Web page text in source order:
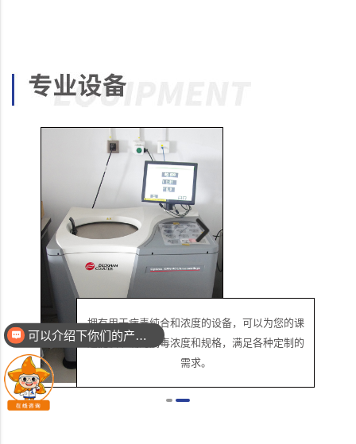
拥有用于病毒纯合和浓度的设备，可以为您的课
题提供准确的病毒浓度和规格，满足各种定制的
需求。
为丰
分析